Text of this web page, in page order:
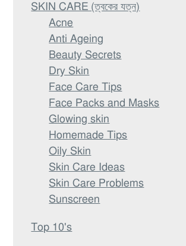
SKIN CARE (ত্বকের যত্ন)
Acne
Anti Ageing
Beauty Secrets
Dry Skin
Face Care Tips
Face Packs and Masks
Glowing skin
Homemade Tips
Oily Skin
Skin Care Ideas
Skin Care Problems
Sunscreen
Top 10's